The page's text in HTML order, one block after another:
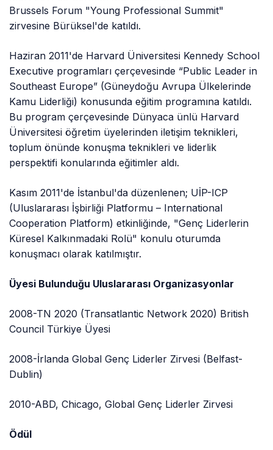
Brussels Forum "Young Professional Summit"
zirvesine Bürüksel'de katıldı.
Haziran 2011'de Harvard Üniversitesi Kennedy School
Executive programları çerçevesinde “Public Leader in
Southeast Europe” (Güneydoğu Avrupa Ülkelerinde
Kamu Liderliği) konusunda eğitim programına katıldı.
Bu program çerçevesinde Dünyaca ünlü Harvard
Üniversitesi öğretim üyelerinden iletişim teknikleri,
toplum önünde konuşma teknikleri ve liderlik
perspektifi konularında eğitimler aldı.
Kasım 2011'de İstanbul'da düzenlenen; UİP-ICP
(Uluslararası İşbirliği Platformu – International
Cooperation Platform) etkinliğinde, "Genç Liderlerin
Küresel Kalkınmadaki Rolü" konulu oturumda
konuşmacı olarak katılmıştır.
Üyesi Bulunduğu Uluslararası Organizasyonlar
2008-TN 2020 (Transatlantic Network 2020) British
Council Türkiye Üyesi
2008-İrlanda Global Genç Liderler Zirvesi (Belfast-
Dublin)
2010-ABD, Chicago, Global Genç Liderler Zirvesi
Ödül